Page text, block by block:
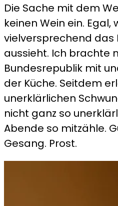
Die Sache mit dem
keinen Wein ein. Egal,
vielversprechend das
aussieht. Ich brachte
Bundesrepublik mit
der Küche. Seitdem
unerklärlichen
nicht ganz so
Abende so mitzähle.
Gesang. Prost.